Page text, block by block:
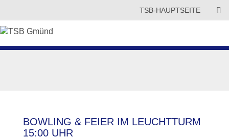
TSB-HAUPTSEITE
BOWLING & FEIER IM LEUCHTTURM
15:00 UHR